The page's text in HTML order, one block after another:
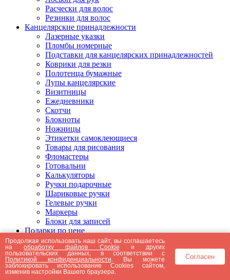
Расчески для волос
Резинки для волос
Канцелярские принадлежности
Лазерные указки
Пломбы номерные
Подставки для канцелярских принадлежностей
Коврики для резки
Полотенца бумажные
Лупы канцелярские
Визитницы
Ежедневники
Скотчи
Блокноты
Ножницы
Этикетки самоклеющиеся
Товары для рисования
Фломастеры
Готовальни
Калькуляторы
Ручки подарочные
Шариковые ручки
Гелевые ручки
Маркеры
Блоки для записей
Подарки по цене
Подарки от 5000 рублей
Подарки до 5000 рублей
Подарки до 3000 рублей
Подарки до 2000 рублей
Подарки до 1000 рублей
Продолжая использовать наш сайт, вы соглашаетесь
наобработку файлов Cookie и других
пользовательских данных, в соответствии с
Политикой конфиденциальности . Вы можете
заблокировать использование Cookies сайтом,
изменив настройки Вашего браузера.
Согласен